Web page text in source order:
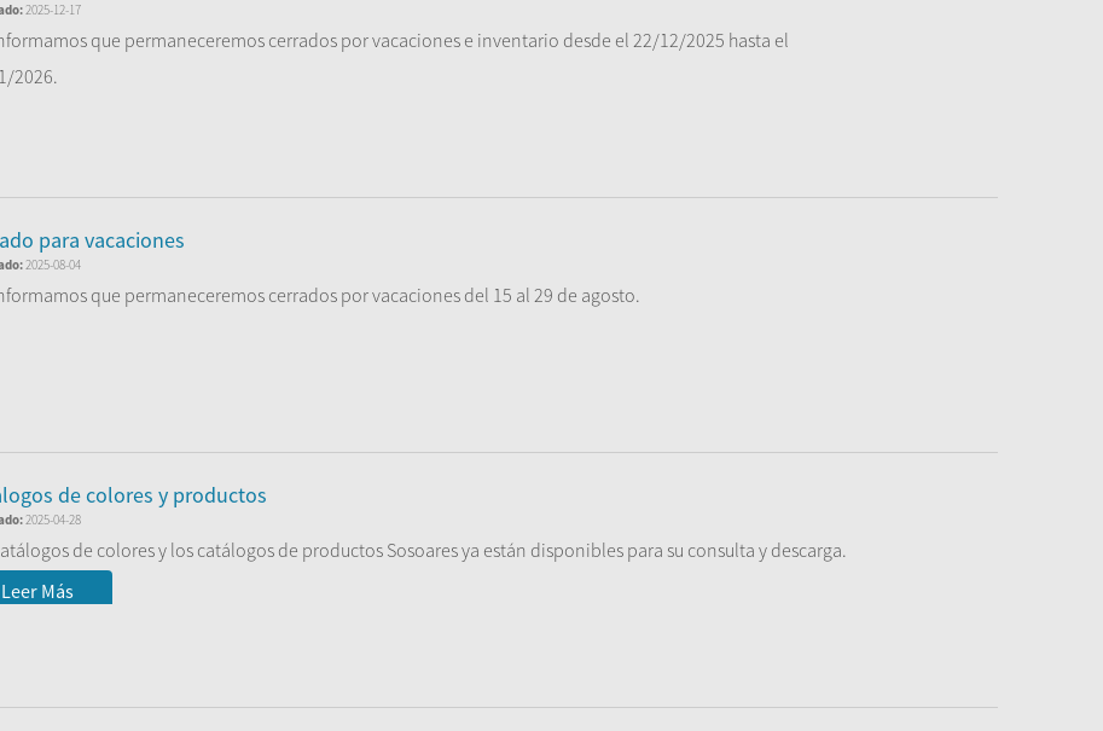
2025-12-17
que permaneceremos cerrados por vacaciones e inventario desde el 22/12/2025 hasta el
2026.
para vacaciones
2025-08-04
que permaneceremos cerrados por vacaciones del 15 al 29 de agosto.
de colores y productos
2025-04-28
de colores y los catálogos de productos Sosoares ya están disponibles para su consulta y descarga.
Leer Más